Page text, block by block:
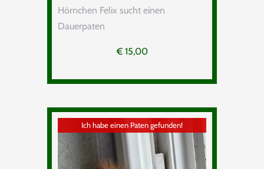
Hörnchen Felix sucht einen
Dauerpaten
€15,00
Ich habe einen Paten gefunden!